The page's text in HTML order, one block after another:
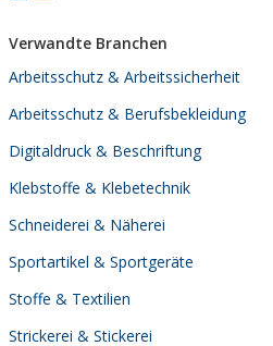
Verwandte Branchen
Arbeitsschutz & Arbeitssicherheit
Arbeitsschutz & Berufsbekleidung
Digitaldruck & Beschriftung
Klebstoffe & Klebetechnik
Schneiderei & Näherei
Sportartikel & Sportgeräte
Stoffe & Textilien
Strickerei & Stickerei